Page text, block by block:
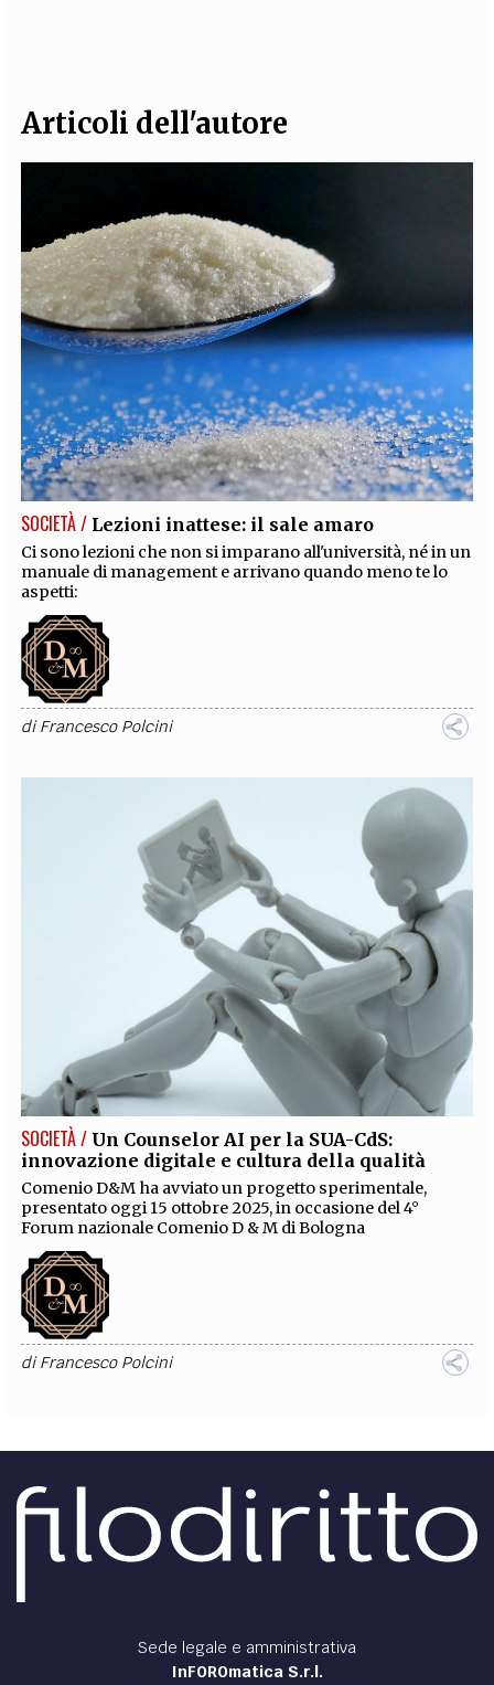
SOCIAL MEDIA
Articoli dell'autore
SOCIETÀ / Lezioni inattese: il sale amaro
Ci sono lezioni che non si imparano all'università, né in un
manuale di management e arrivano quando meno te lo
aspetti:
diFrancesco Polcini
SOCIETÀ / Un Counselor AI per la SUA-CdS:
innovazione digitale e cultura della qualità
Comenio D&M ha avviato un progetto sperimentale,
presentato oggi 15 ottobre 2025, in occasione del 4°
Forum nazionale Comenio D & M di Bologna
diFrancesco Polcini
Sede legale e amministrativa
InFOROmatica S.r.l.